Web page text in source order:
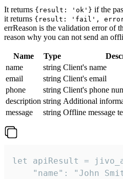
It returns {result: 'ok'} if the
it returns {result: 'fail', error:
errReason is the validation error of
reason why you can not send an
Name Type
name
string Client's name
email
string Client's email
phone
string Client's phone
description string Additional
message
string Offline message
let apiResult =
"name": "John